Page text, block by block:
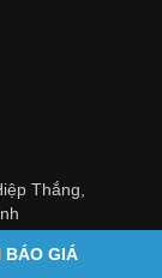
Thắng,
BÁO GIÁ